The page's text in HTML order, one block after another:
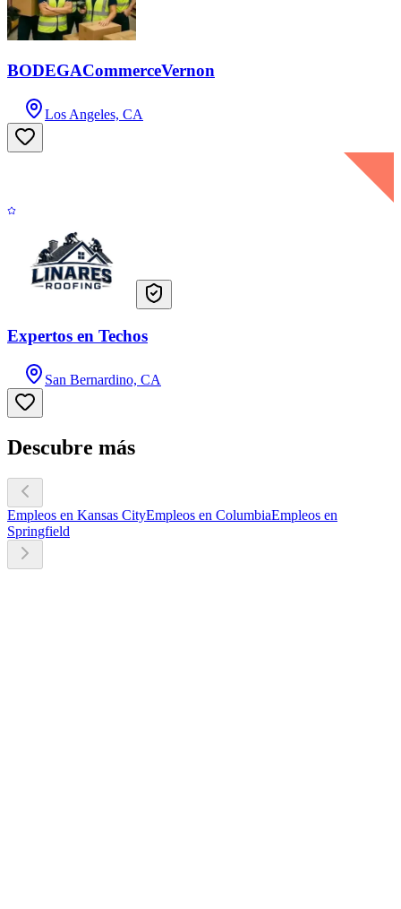
BODEGACommerceVernon
Los Angeles, CA
Expertos en Techos
San Bernardino, CA
Descubre más
Empleos en Kansas CityEmpleos en ColumbiaEmpleos en
Springfield